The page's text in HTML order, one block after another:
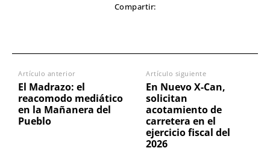
Compartir:
Artículo anterior
El Madrazo: el
reacomodo mediático
en la Mañanera del
Pueblo
Artículo siguiente
En Nuevo X-Can,
solicitan
acotamiento de
carretera en el
ejercicio fiscal del
2026